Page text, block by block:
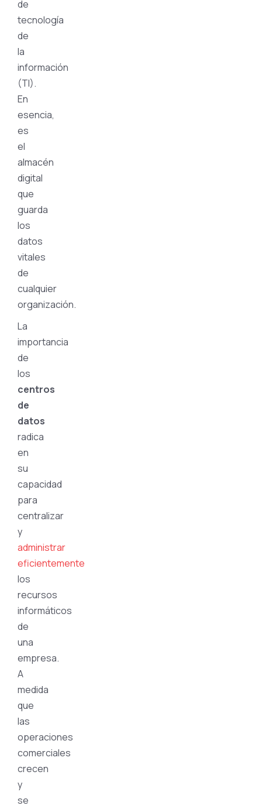
de
tecnología
de
la
información
(TI).
En
esencia,
es
el
almacén
digital
que
guarda
los
datos
vitales
de
cualquier
organización.
La
importancia
de
los
centros
de
datos
radica
en
su
capacidad
para
centralizar
y
administrar
eficientemente
los
recursos
informáticos
de
una
empresa.
A
medida
que
las
operaciones
comerciales
crecen
y
se